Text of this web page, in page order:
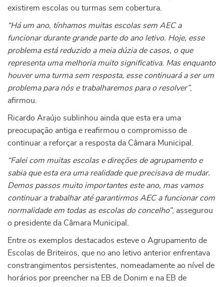
existirem escolas ou turmas sem cobertura.
“Há um ano, tínhamos muitas escolas sem AEC a
funcionar durante grande parte do ano letivo. Hoje, esse
problema está reduzido a meia dúzia de casos, o que
representa uma melhoria muito significativa. Mas enquanto
houver uma turma sem resposta, esse continuará a ser um
problema para nós e trabalharemos para o resolver”,
afirmou.
Ricardo Araújo sublinhou ainda que esta era uma
preocupação antiga e reafirmou o compromisso de
continuar a reforçar a resposta da Câmara Municipal.
“Falei com muitas escolas e direções de agrupamento e
sabia que esta era uma realidade que precisava de mudar.
Demos passos muito importantes este ano, mas vamos
continuar a trabalhar até garantirmos AEC a funcionar com
normalidade em todas as escolas do concelho”, assegurou
o presidente da Câmara Municipal.
Entre os exemplos destacados esteve o Agrupamento de
Escolas de Briteiros, que no ano letivo anterior enfrentava
constrangimentos persistentes, nomeadamente ao nível de
horários por preencher na EB de Donim e na EB de